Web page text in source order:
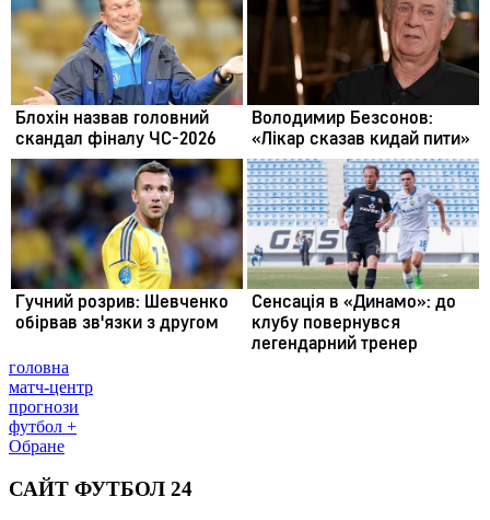
головна
матч-центр
прогнози
футбол +
Обране
САЙТ ФУТБОЛ 24